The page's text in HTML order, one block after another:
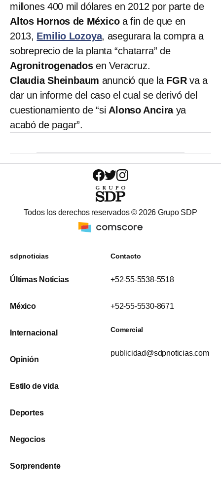
millones 400 mil dólares en 2012 por parte de
Altos Hornos de Méxicoa fin de que en
2013, Emilio Lozoya, asegurara la compra a
sobreprecio de la planta “chatarra” de
Agronitrogenadosen Veracruz.
Claudia Sheinbaum anunció que la FGRva a
dar un informe del caso el cual se derivó del
cuestionamiento de “si Alonso Anciraya
acabó de pagar”.
Todos los derechos reservados © 2026 Grupo SDP
sdpnoticias
Últimas Noticias
México
Internacional
Opinión
Estilo de vida
Deportes
Negocios
Sorprendente
Contacto
+52-55-5538-5518
+52-55-5530-8671
Comercial
publicidad@sdpnoticias.com